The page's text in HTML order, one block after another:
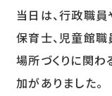
当日は、行政職員
保育士、児童館
場所づくりに関
加がありました。